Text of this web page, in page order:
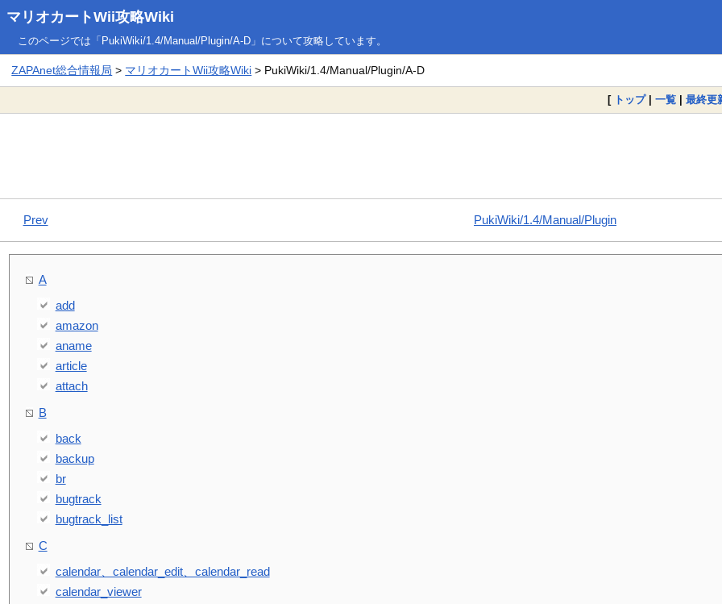
マリオカートWii攻略Wiki
このページでは「PukiWiki/1.4/Manual/Plugin/A-D」について攻略しています。
ZAPAnet総合情報局 > マリオカートWii攻略Wiki > PukiWiki/1.4/Manual/Plugin/A-D
[ トップ| 一覧 | 最終更
Prev PukiWiki/1.4/Manual/Plugin
A
add
amazon
aname
article
attach
B
back
backup
br
bugtrack
bugtrack_list
C
calendar、calendar_edit、calendar_read
calendar_viewer